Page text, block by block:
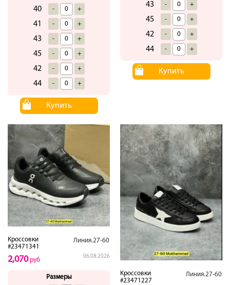
40 - +
41 - +
43 - +
45 - +
42 - +
44 - +
Купить
43 - +
45 - +
42 - +
44 - +
Купить
Кроссовки
#23471341
Линия.27-60
06.08.2026
2,070руб
Размеры
Кроссовки
#23471227
Линия.27-60